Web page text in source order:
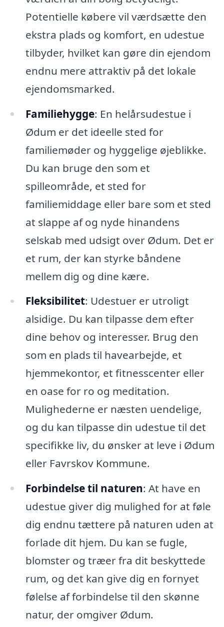
Potentielle købere vil værdsætte den
ekstra plads og komfort, en udestue
tilbyder, hvilket kan gøre din ejendom
endnu mere attraktiv på det lokale
ejendomsmarked.
Familiehygge: En helårsudestue i
Ødum er det ideelle sted for
familiemøder og hyggelige øjeblikke.
Du kan bruge den som et
spilleområde, et sted for
familiemiddage eller bare som et sted
at slappe af og nyde hinandens
selskab med udsigt over Ødum. Det er
et rum, der kan styrke båndene
mellem dig og dine kære.
Fleksibilitet: Udestuer er utroligt
alsidige. Du kan tilpasse dem efter
dine behov og interesser. Brug den
som en plads til havearbejde, et
hjemmekontor, et fitnesscenter eller
en oase for ro og meditation.
Mulighederne er næsten uendelige,
og du kan tilpasse din udestue til det
specifikke liv, du ønsker at leve i Ødum
eller Favrskov Kommune.
Forbindelse til naturen: At have en
udestue giver dig mulighed for at føle
dig endnu tættere på naturen uden at
forlade dit hjem. Du kan se fugle,
blomster og træer fra dit beskyttede
rum, og det kan give dig en fornyet
følelse af forbindelse til den skønne
natur, der omgiver Ødum.